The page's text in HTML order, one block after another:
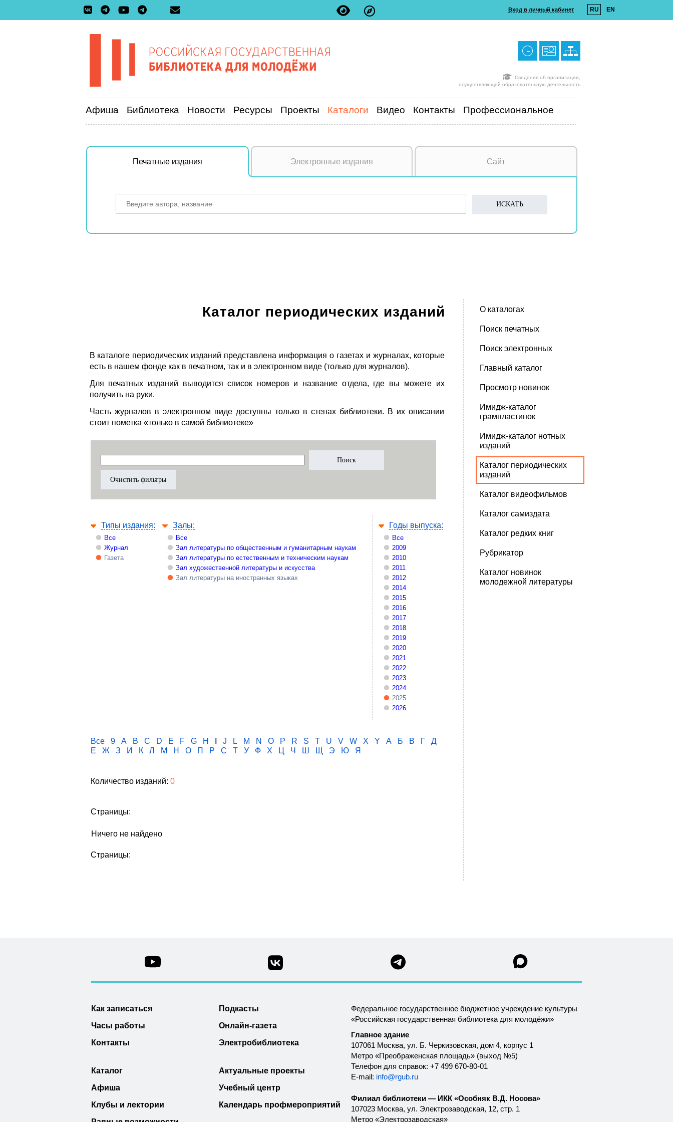
Вход в личный кабинет RU EN
Сведения об организации,
осуществляющей образовательную деятельность
Афиша Библиотека Новости Ресурсы Проекты Каталоги Видео Контакты Профессиональное
Печатные издания Электронные издания Сайт
Каталог периодических изданий
В каталоге периодических изданий представлена информация о газетах и журналах, которые
есть в нашем фонде как в печатном, так и в электронном виде (только для журналов).
Для печатных изданий выводится список номеров и название отдела, где вы можете их
получить на руки.
Часть журналов в электронном виде доступны только в стенах библиотеки. В их описании
стоит пометка «только в самой библиотеке»
Типы издания:
Все
Журнал
Газета
Залы:
Все
Зал литературы по общественным и гуманитарным наукам
Зал литературы по естественным и техническим наукам
Зал художественной литературы и искусства
Зал литературы на иностранных языках
Годы выпуска:
Все
2009
2010
2011
2012
2014
2015
2016
2017
2018
2019
2020
2021
2022
2023
2024
2025
2026
Все 9 A B C D E F G H J L M N O P R S T U V W X Y А Б В Г
Д
Е
Ж З И К Л М Н О П Р С Т У Ф Х Ц Ч Ш Щ Э Ю Я
Количество изданий: 0
Страницы:
Ничего не найдено
Страницы:
О каталогах
Поиск печатных
Поиск электронных
Главный каталог
Просмотр новинок
Имидж-каталог
грампластинок
Имидж-каталог нотных
изданий
Каталог периодических
изданий
Каталог видеофильмов
Каталог самиздата
Каталог редких книг
Рубрикатор
Каталог новинок
молодежной литературы
Как записаться
Часы работы
Контакты
Каталог
Афиша
Клубы и лектории
Подкасты
Онлайн-газета
Электробиблиотека
Актуальные проекты
Учебный центр
Календарь профмероприятий
Федеральное государственное бюджетное учреждение культуры
«Российская государственная библиотека для молодёжи»
Главное здание
107061 Москва, ул. Б. Черкизовская, дом 4, корпус 1
Метро «Преображенская площадь» (выход №5)
Телефон для справок: +7 499 670-80-01
E-mail: info@rgub.ru
Филиал библиотеки — ИКК «Особняк В.Д. Носова»
107023 Москва, ул. Электрозаводская, 12, стр. 1
Метро «Электрозаводская»